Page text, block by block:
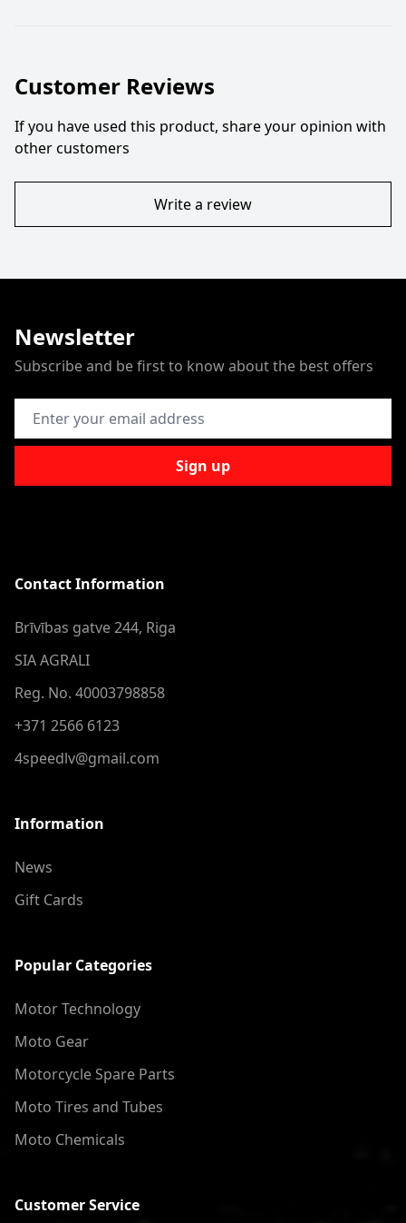
Customer Reviews
If you have used this product, share your opinion with
other customers
Write a review
Newsletter
Subscribe and be first to know about the best offers
Email Address
Sign up
Contact Information
Brīvības gatve 244, Riga
SIA AGRALI
Reg. No. 40003798858
+371 2566 6123
4speedlv@gmail.com
Information
News
Gift Cards
Popular Categories
Motor Technology
Moto Gear
Motorcycle Spare Parts
Moto Tires and Tubes
Moto Chemicals
Customer Service